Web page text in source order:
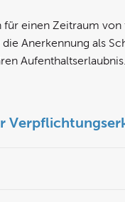
einen Zeitraum von
Anerkennung als
Aufenthaltserlaubnis.